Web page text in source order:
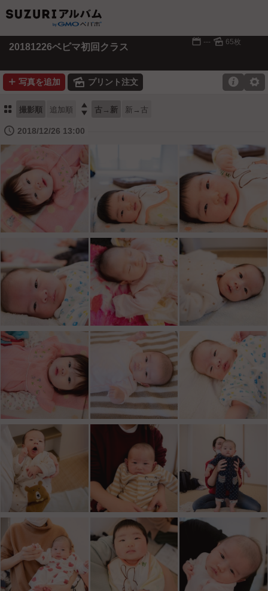
20181226ベビマ初回クラス 📅 --- 🌄 65枚
➕ 写真を追加 🌄 プリント注文 ⚙

⚏ 撮影順 追加順  古→新 新→古
🕔 2018/12/26 13:00